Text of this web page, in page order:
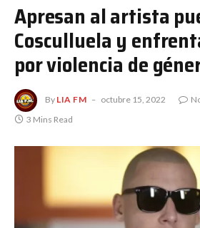
Apresan al artista
Cosculluela y
por violencia de
By LIA FM octubre 15, 2022
3 Mins Read